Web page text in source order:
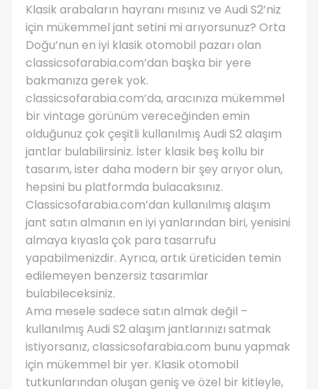
Klasik arabaların hayranı mısınız ve Audi S2’niz
için mükemmel jant setini mi arıyorsunuz? Orta
Doğu’nun en iyi klasik otomobil pazarı olan
classicsofarabia.com’dan başka bir yere
bakmanıza gerek yok.
classicsofarabia.com’da, aracınıza mükemmel
bir vintage görünüm vereceğinden emin
olduğunuz çok çeşitli kullanılmış Audi S2 alaşım
jantlar bulabilirsiniz. İster klasik beş kollu bir
tasarım, ister daha modern bir şey arıyor olun,
hepsini bu platformda bulacaksınız.
Classicsofarabia.com’dan kullanılmış alaşım
jant satın almanın en iyi yanlarından biri, yenisini
almaya kıyasla çok para tasarrufu
yapabilmenizdir. Ayrıca, artık üreticiden temin
edilemeyen benzersiz tasarımlar
bulabileceksiniz.
Ama mesele sadece satın almak değil –
kullanılmış Audi S2 alaşım jantlarınızı satmak
istiyorsanız, classicsofarabia.com bunu yapmak
için mükemmel bir yer. Klasik otomobil
tutkunlarından oluşan geniş ve özel bir kitleyle,